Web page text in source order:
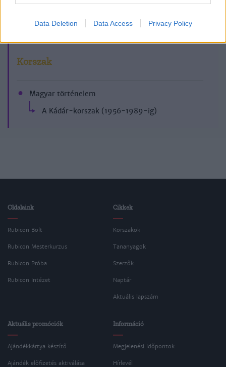
Data Deletion Data Access Privacy Policy
2007/3.
Korszak
Magyar történelem
A Kádár-korszak (1956-1989-ig)
Oldalaink
Rubicon Bolt
Rubicon Mesterkurzus
Rubicon Próba
Rubicon Intézet
Cikkek
Korszakok
Tananyagok
Szerzők
Naptár
Aktuális lapszám
Aktuális promóciók
Ajándékkártya készítő
Ajándék előfizetés aktiválása
Információ
Megjelenési időpontok
Hírlevél